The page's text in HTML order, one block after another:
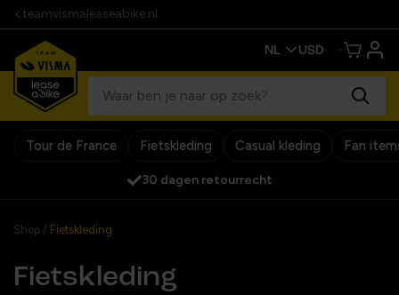
teamvismaleaseabike.nl
Tour de France Fietskleding Casual kleding Fan
Officiële team webshop
Shop / Fietskleding
Fietskleding